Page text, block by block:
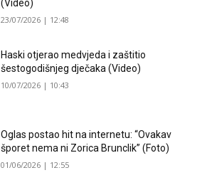
(Video)
23/07/2026 | 12:48
Haski otjerao medvjeda i zaštitio
šestogodišnjeg dječaka (Video)
10/07/2026 | 10:43
Oglas postao hit na internetu: “Ovakav
šporet nema ni Zorica Brunclik” (Foto)
01/06/2026 | 12:55